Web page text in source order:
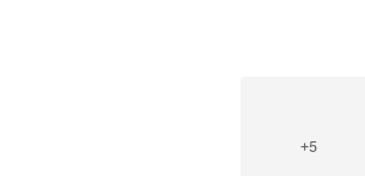
+5